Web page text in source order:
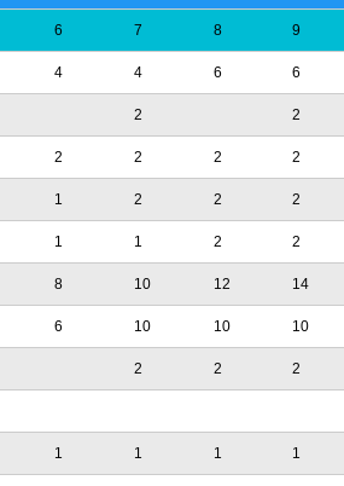
6 7 8 9
4 4 6 6
2 2
2 2 2 2
1 2 2 2
1 1 2 2
8 10 12 14
6 10 10 10
2 2 2
1 1 1 1